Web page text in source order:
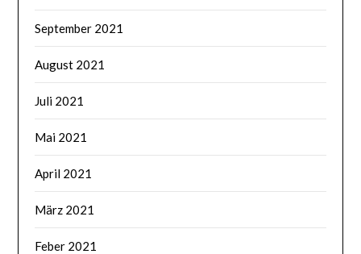
September 2021
August 2021
Juli 2021
Mai 2021
April 2021
März 2021
Feber 2021